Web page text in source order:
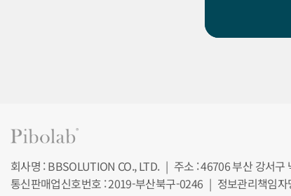
회사명 : BBSOLUTION CO., LTD. | 주소 : 46706 부산 강서
통신판매업신호번호 : 2019-부산북구-0246 | 정보관리책임